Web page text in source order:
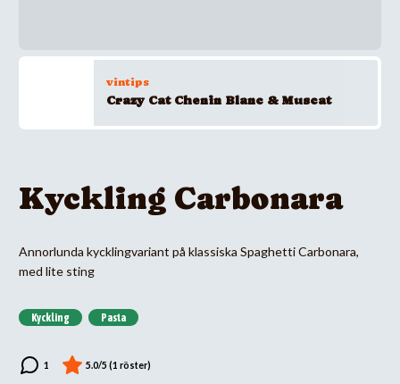
vintips
Crazy Cat Chenin Blanc & Muscat
Kyckling Carbonara
Annorlunda kycklingvariant på klassiska Spaghetti Carbonara,
med lite sting
Kyckling Pasta